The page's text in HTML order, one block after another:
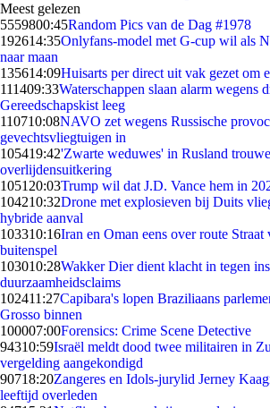
Meest gelezen
5559800:45Random Pics van de Dag #1978
192614:35Onlyfans-model met G-cup wil als
naar maan
135614:09Huisarts per direct uit vak gezet om
111409:33Waterschappen slaan alarm wegens
Gereedschapskist leeg
110710:08NAVO zet wegens Russische
gevechtsvliegtuigen in
105419:42'Zwarte weduwes' in Rusland
overlijdensuitkering
1051 20:03Trump wil dat J.D. Vance hem in
104210:32Drone met explosieven bij Duits
hybride aanval
103310:16Iran en Oman eens over route
buitenspel
103010:28Wakker Dier dient klacht in tegen
duurzaamheidsclaims
102411:27Capibara's lopen Braziliaans
Grosso binnen
100007:00Forensics: Crime Scene Detective
94310:59Israël meldt dood twee militairen in
vergelding aangekondigd
90718:20Zangeres en Idols-jurylid Jerney
leeftijd overleden